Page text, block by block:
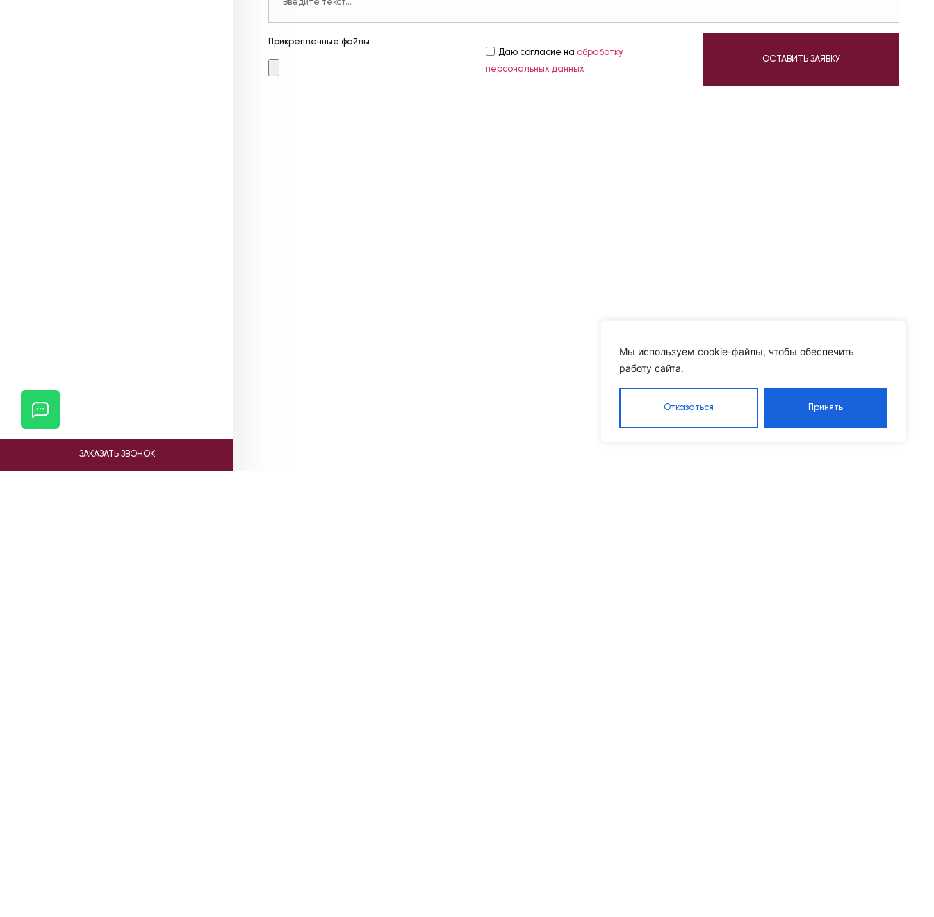
Мы используем cookie-файлы, чтобы обеспечить
работу сайта.
Отказаться Принять
ЗАКАЗАТЬ ЗВОНОК
Прикрепленные файлы
Даю согласие на обработку
персональных данных
ОСТАВИТЬ ЗАЯВКУ